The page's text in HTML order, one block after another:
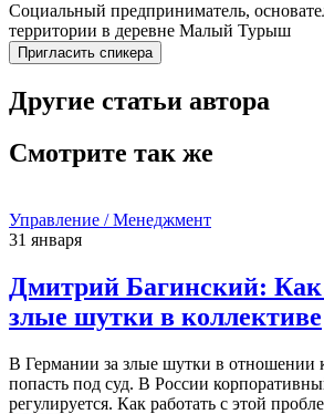
Социальный предприниматель,
территории в деревне Малый Турыш
Пригласить спикера
Другие статьи автора
Смотрите так же
Управление / Менеджмент
31 января
Дмитрий Багинский: Как
злые шутки в коллективе
В Германии за злые шутки в отношении
попасть под суд. В России
регулируется. Как работать с этой